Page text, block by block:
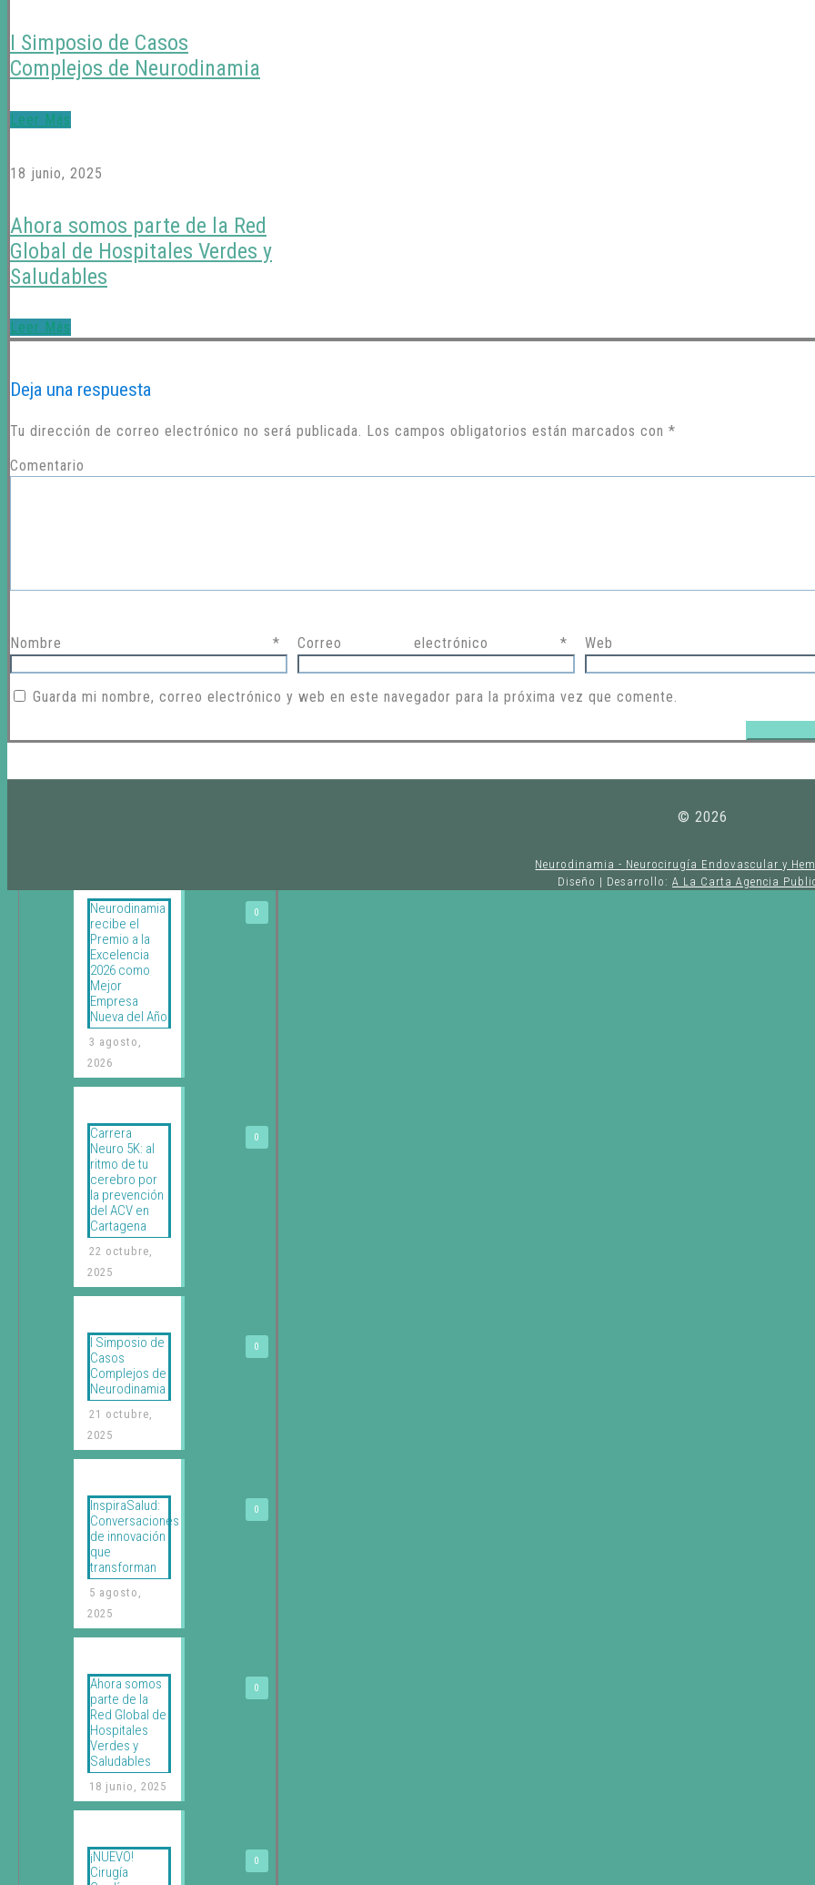
I Simposio de Casos
Complejos de Neurodinamia
Leer Más
18 junio, 2025
Ahora somos parte de la Red
Global de Hospitales Verdes y
Saludables
Leer Más
Deja una respuesta
Tu dirección de correo electrónico no será publicada. Los campos obligatorios están marcados con *
Nombre * Correo electrónico * Web
Guarda mi nombre, correo electrónico y web en este navegador para la próxima vez que comente.
0
Neurodinamia
recibe el
Premio a la
Excelencia
2026 como
Mejor
Empresa
Nueva del Año
3 agosto,
2026
0
Carrera
Neuro 5K: al
ritmo de tu
cerebro por
la prevención
del ACV en
Cartagena
22 octubre,
2025
0
I Simposio de
Casos
Complejos de
Neurodinamia
21 octubre,
2025
0
InspiraSalud:
Conversaciones
de innovación
que
transforman
5 agosto,
2025
0
Ahora somos
parte de la
Red Global de
Hospitales
Verdes y
Saludables
18 junio, 2025
0
¡NUEVO!
Cirugía
©2026
Neurodinamia - Neurocirugía Endovascular y
Diseño | Desarrollo: A La Carta Agencia